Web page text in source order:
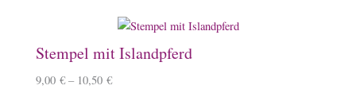
Stempel mit Islandpferd
9,00 € – 10,50 €